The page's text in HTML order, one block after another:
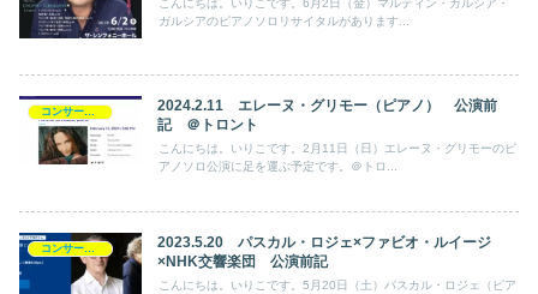
ガルシアのピアノソロリサイタルがあります...
コンサート日記
2024.2.11 エレーヌ・グリモー（ピアノ） 公演前
記 ＠トロント
こんにちは。いりこです。2月11日（日）エレーヌ・グリモーのピ
アノソロ公演に足を運ぶ予定です。＠トロ...
コンサート日記
2023.5.20 パスカル・ロジェ×ファビオ・ルイージ
×NHK交響楽団 公演前記
こんにちは。いりこです。5月20日（土）パスカル・ロジェ（ピア